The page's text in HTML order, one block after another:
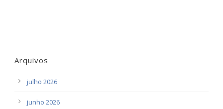
Arquivos
julho 2026
junho 2026